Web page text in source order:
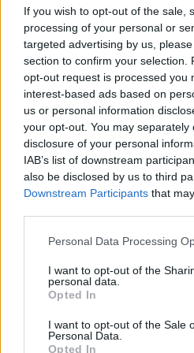
If you wish to opt-out of the sale,
processing of your personal or
targeted advertising by us,
section to confirm your selection.
opt-out request is processed you
interest-based ads based on
us or personal information
your opt-out. You may
disclosure of your personal
IAB’s list of downstream
also be disclosed by us to third
Downstream Participants that
Please note that this website/app
not limited to your visit or usage
grant or deny consent to Google
use your data for below specified
consent section.
Personal Data Processing
I want to opt-out of the
personal data.
Opted In
I want to opt-out of the Sale
Personal Data.
Opted In
A completare il quadro
nazionale, alcune società
trattative sportive: tra
Varese ha ufficializzato
offensivamente dinamico,
club non interessati dal
programmando rinforzi
stagione con ambizione.
Il prossimo ciclo
investimenti privati
tifosi.
AUTORE